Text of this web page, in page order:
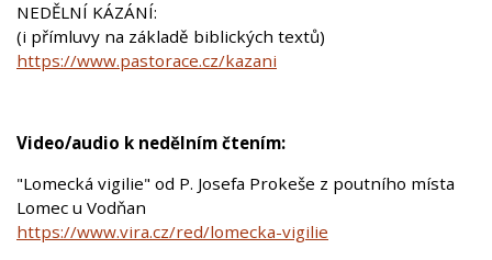
NEDĚLNÍ KÁZÁNÍ:
(i přímluvy na základě biblických textů)
https://www.pastorace.cz/kazani
Video/audio k nedělním čtením:
"Lomecká vigilie" od P. Josefa Prokeše z poutního místa
Lomec u Vodňan
https://www.vira.cz/red/lomecka-vigilie